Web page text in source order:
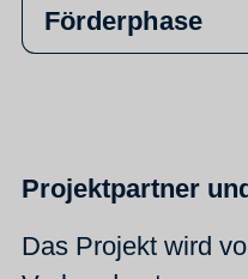
Förderphase
Projektpartner
Das Projekt wird